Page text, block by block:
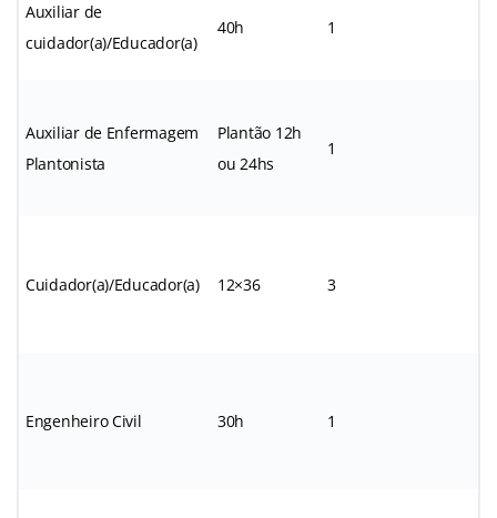
Auxiliar de
cuidador(a)/Educador(a)
40h 1
Auxiliar de Enfermagem
Plantonista
Plantão 12h
ou 24hs
1
Cuidador(a)/Educador(a) 12×36 3
Engenheiro Civil 30h 1